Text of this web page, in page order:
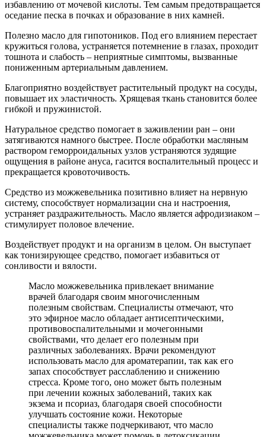
избавлению от мочевой кислоты. Тем самым предотвращается
оседание песка в почках и образование в них камней.
Полезно масло для гипотоников. Под его влиянием перестает
кружиться голова, устраняется потемнение в глазах, проходит
тошнота и слабость – неприятные симптомы, вызванные
пониженным артериальным давлением.
Благоприятно воздействует растительный продукт на сосуды,
повышает их эластичность. Хрящевая ткань становится более
гибкой и пружинистой.
Натуральное средство помогает в заживлении ран – они
затягиваются намного быстрее. После обработки масляным
раствором геморроидальных узлов устраняются зудящие
ощущения в районе ануса, гасится воспалительный процесс и
прекращается кровоточивость.
Средство из можжевельника позитивно влияет на нервную
систему, способствует нормализации сна и настроения,
устраняет раздражительность. Масло является афродизиаком –
стимулирует половое влечение.
Воздействует продукт и на организм в целом. Он выступает
как тонизирующее средство, помогает избавиться от
сонливости и вялости.
Масло можжевельника привлекает внимание
врачей благодаря своим многочисленным
полезным свойствам. Специалисты отмечают, что
это эфирное масло обладает антисептическими,
противовоспалительными и мочегонными
свойствами, что делает его полезным при
различных заболеваниях. Врачи рекомендуют
использовать масло для ароматерапии, так как его
запах способствует расслаблению и снижению
стресса. Кроме того, оно может быть полезным
при лечении кожных заболеваний, таких как
экзема и псориаз, благодаря своей способности
улучшать состояние кожи. Некоторые
специалисты также подчеркивают, что масло